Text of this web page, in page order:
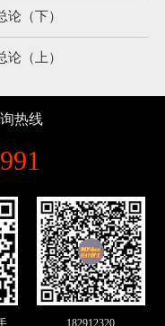
（下）
（上）
热线
182912320